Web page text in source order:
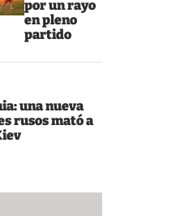
por un rayo
en pleno
partido
una nueva
rusos mató a